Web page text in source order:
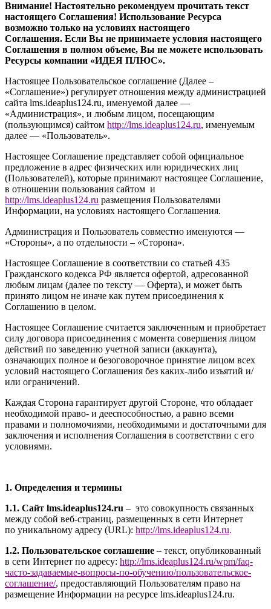
Внимание! Настоятельно рекомендуем прочитать текст
настоящего Соглашения! Использование Ресурса
возможно только на условиях настоящего
Соглашения. Если Вы не принимаете условия настоящего
Соглашения в полном объеме, Вы не можете использовать
Ресурсы компании «ИДЕЯ ПЛЮС».
Настоящее Пользовательское соглашение (Далее –
«Соглашение») регулирует отношения между администрацией
сайта lms.ideaplus124.ru, именуемой далее —
«Администрация», и любым лицом, посещающим
(пользующимся) сайтом http://lms.ideaplus124.ru, именуемым
далее — «Пользователь».
Настоящее Соглашение представляет собой официальное
предложение в адрес физических или юридических лиц
(Пользователей), которые принимают настоящее Соглашение,
в отношении пользования сайтом и
http://lms.ideaplus124.ru размещения Пользователями
Информации, на условиях настоящего Соглашения.
Администрация и Пользователь совместно именуются —
«Стороны», а по отдельности – «Сторона».
Настоящее Соглашение в соответствии со статьей 435
Гражданского кодекса РФ является офертой, адресованной
любым лицам (далее по тексту — Оферта), и может быть
принято лицом не иначе как путем присоединения к
Соглашению в целом.
Настоящее Соглашение считается заключенным и приобретает
силу договора присоединения с момента совершения лицом
действий по заведению учетной записи (аккаунта),
означающих полное и безоговорочное принятие лицом всех
условий настоящего Соглашения без каких-либо изъятий и/
или ограничений.
Каждая Сторона гарантирует другой Стороне, что обладает
необходимой право- и дееспособностью, а равно всеми
правами и полномочиями, необходимыми и достаточными для
заключения и исполнения Соглашения в соответствии с его
условиями.
1. Определения и термины
1.1. Сайт lms.ideaplus124.ru – это совокупность связанных
между собой веб-страниц, размещенных в сети Интернет
по уникальному адресу (URL): http://lms.ideaplus124.ru.
1.2. Пользовательское соглашение – текст, опубликованный
в сети Интернет по адресу: http://lms.ideaplus124.ru/wpm/faq-
часто-задаваемые-вопросы-по-обучению/пользовательское-
соглашение/, предоставляющий Пользователям право на
размещение Информации на ресурсе lms.ideaplus124.ru.